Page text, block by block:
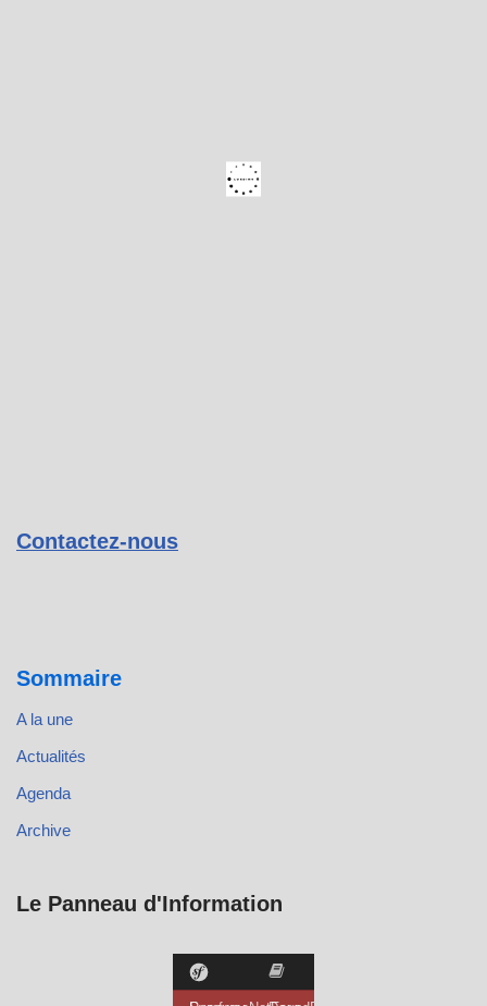
Contactez-nous
Sommaire
A la une
Actualités
Agenda
Archive
Le Panneau d'Information